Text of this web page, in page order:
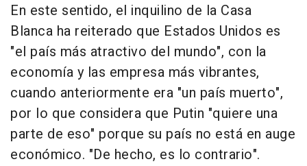
En este sentido, el inquilino de la Casa
Blanca ha reiterado que Estados Unidos es
"el país más atractivo del mundo", con la
economía y las empresa más vibrantes,
cuando anteriormente era "un país muerto",
por lo que considera que Putin "quiere una
parte de eso" porque su país no está en auge
económico. "De hecho, es lo contrario".